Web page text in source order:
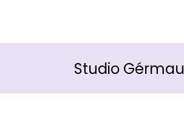
Studio Gérmau